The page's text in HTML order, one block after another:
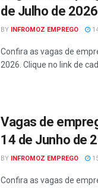
de Julho de 2026
BY INFROMOZ EMPREGO
Confira as vagas de
2026. Clique no link de
Vagas de
14 de Junho de
BY INFROMOZ EMPREGO
Confira as vagas de